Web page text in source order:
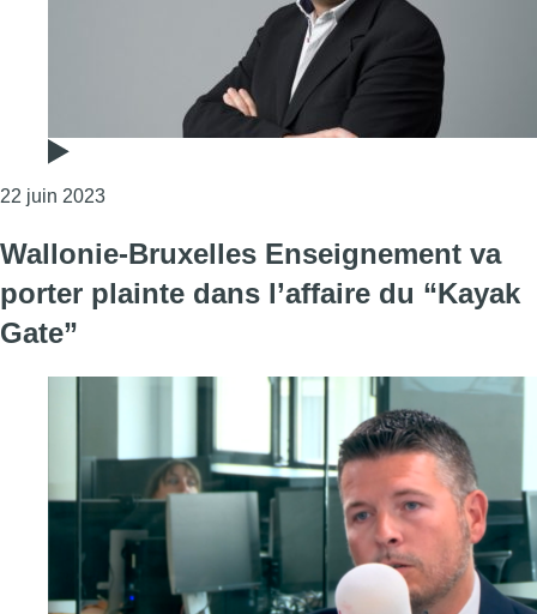
22 juin 2023Consulter l'article "L’édito de Fabrice Grosfilley :
Wallonie-Bruxelles Enseignement va
porter plainte dans l’affaire du “Kayak
Gate”